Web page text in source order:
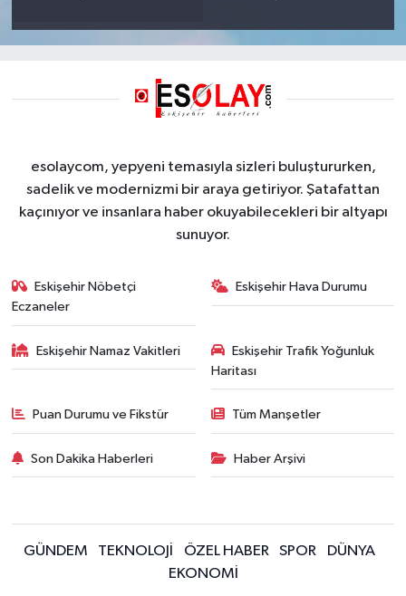
esolaycom, yepyeni temasıyla sizleri buluştururken,
sadelik ve modernizmi bir araya getiriyor. Şatafattan
kaçınıyor ve insanlara haber okuyabilecekleri bir altyapı
sunuyor.
Eskişehir Nöbetçi
Eczaneler
Eskişehir Hava Durumu
Eskişehir Namaz Vakitleri
Eskişehir Trafik Yoğunluk
Haritası
Puan Durumu ve Fikstür Tüm Manşetler
Son Dakika Haberleri Haber Arşivi
GÜNDEM TEKNOLOJİ ÖZEL HABER SPOR
DÜNYA
EKONOMİ